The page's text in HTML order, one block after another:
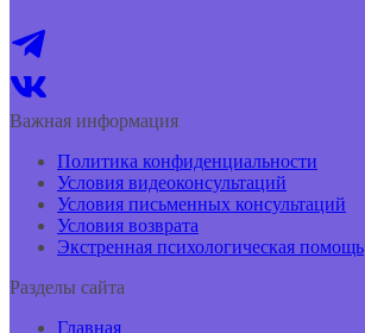
Важная информация
Политика конфиденциальности
Условия видеоконсультаций
Условия письменных консультаций
Условия возврата
Экстренная психологическая помощь
Разделы сайта
Главная